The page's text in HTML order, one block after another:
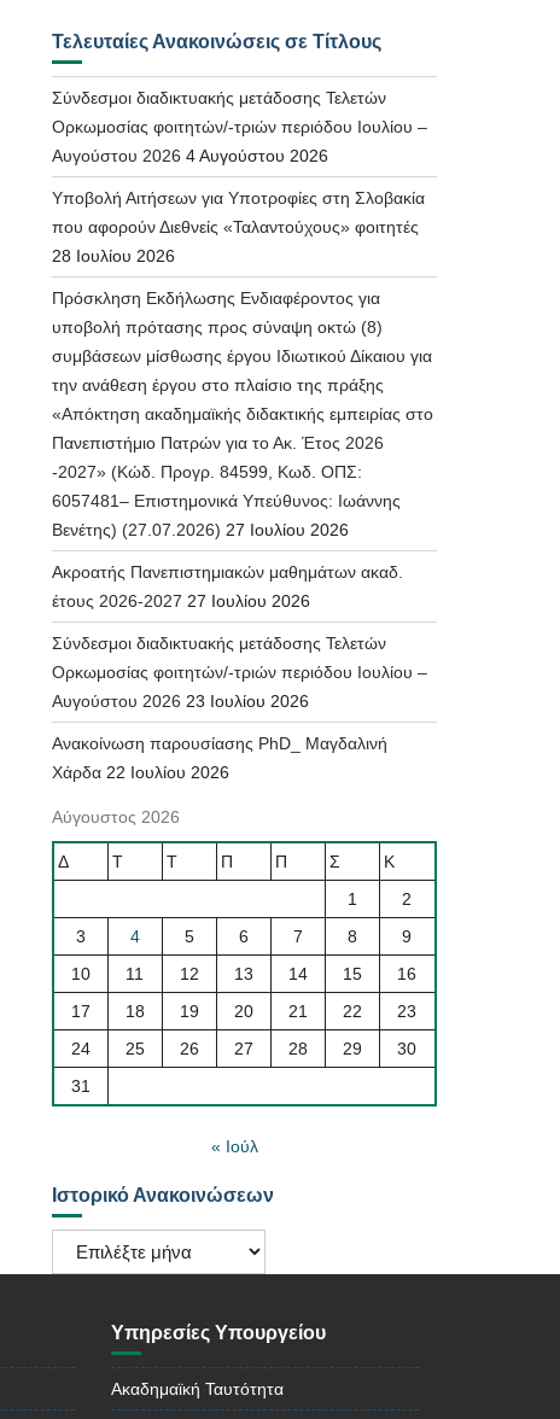
Τελευταίες Ανακοινώσεις σε Τίτλους
Σύνδεσμοι διαδικτυακής μετάδοσης Τελετών
Ορκωμοσίας φοιτητών/-τριών περιόδου Ιουλίου –
Αυγούστου 2026 4 Αυγούστου 2026
Υποβολή Αιτήσεων για Υποτροφίες στη Σλοβακία
που αφορούν Διεθνείς «Ταλαντούχους» φοιτητές
28 Ιουλίου 2026
Πρόσκληση Εκδήλωσης Ενδιαφέροντος για
υποβολή πρότασης προς σύναψη οκτώ (8)
συμβάσεων μίσθωσης έργου Ιδιωτικού Δίκαιου για
την ανάθεση έργου στο πλαίσιο της πράξης
«Απόκτηση ακαδημαϊκής διδακτικής εμπειρίας στο
Πανεπιστήμιο Πατρών για το Ακ. Έτος 2026
-2027» (Κώδ. Προγρ. 84599, Κωδ. ΟΠΣ:
6057481– Επιστημονικά Υπεύθυνος: Ιωάννης
Βενέτης) (27.07.2026) 27 Ιουλίου 2026
Ακροατής Πανεπιστημιακών μαθημάτων ακαδ.
έτους 2026-2027 27 Ιουλίου 2026
Σύνδεσμοι διαδικτυακής μετάδοσης Τελετών
Ορκωμοσίας φοιτητών/-τριών περιόδου Ιουλίου –
Αυγούστου 2026 23 Ιουλίου 2026
Ανακοίνωση παρουσίασης PhD_ Μαγδαλινή
Χάρδα 22 Ιουλίου 2026
Αύγουστος 2026
Δ Τ Τ Π Π Σ
Κ
1
2
3
4 5 6 7 8
9
10
11 12 13 14 15
16
17
18 19 20 21 22
23
24
25 26 27 28 29
30
31
« Ιούλ
Ιστορικό Ανακοινώσεων
Ιστορικό
Ανακοινώσεων
Υπηρεσίες Υπουργείου
Ακαδημαϊκή Ταυτότητα